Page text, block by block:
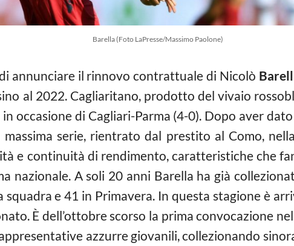
Barella (Foto LaPresse/Massimo Paolone)
annunciare il rinnovo contrattuale di Nicolò
al 2022. Cagliaritano, prodotto del vivaio
in occasione di Cagliari-Parma (4-0). Dopo aver
serie, rientrato dal prestito al Como,
e continuità di rendimento, caratteristiche che
nazionale. A soli 20 anni Barella ha già
squadra e 41 in Primavera. In questa stagione è
È dell’ottobre scorso la prima convocazione
azzurre giovanili, collezionando